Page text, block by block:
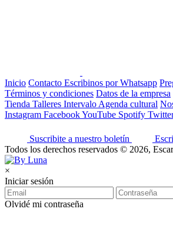
Inicio Contacto Escribinos por Whatsapp
Términos y condiciones Datos de la empresa
Tienda Talleres Intervalo Agenda cultural
Instagram FacebookYouTube Spotify
Suscribite a nuestro boletín
Todos los derechos reservados © 2026,
×
Iniciar sesión
Olvidé mi contraseña